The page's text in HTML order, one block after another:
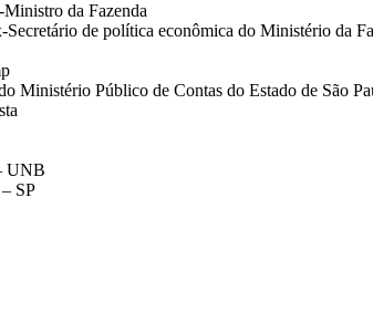
da Fazenda
de política econômica do Ministério da
Ministério Público de Contas do Estado de São
UNB
SP